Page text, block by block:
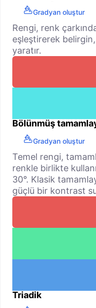
Gradyan oluştur
Rengi, renk
eşleştirerek
yaratır.
Bölünmüş
Gradyan oluştur
Temel rengi,
renkle birlikte
30°. Klasik
güçlü bir kontrast
Triadik